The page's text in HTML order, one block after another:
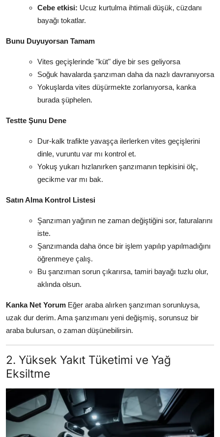
Cebe etkisi: Ucuz kurtulma ihtimali düşük, cüzdanı
bayağı tokatlar.
Bunu Duyuyorsan Tamam
Vites geçişlerinde "küt" diye bir ses geliyorsa
Soğuk havalarda şanzıman daha da nazlı davranıyorsa
Yokuşlarda vites düşürmekte zorlanıyorsa, kanka
burada şüphelen.
Testte Şunu Dene
Dur-kalk trafikte yavaşça ilerlerken vites geçişlerini
dinle, vuruntu var mı kontrol et.
Yokuş yukarı hızlanırken şanzımanın tepkisini ölç,
gecikme var mı bak.
Satın Alma Kontrol Listesi
Şanzıman yağının ne zaman değiştiğini sor, faturalarını
iste.
Şanzımanda daha önce bir işlem yapılıp yapılmadığını
öğrenmeye çalış.
Bu şanzıman sorun çıkarırsa, tamiri bayağı tuzlu olur,
aklında olsun.
Kanka Net Yorum Eğer araba alırken şanzıman sorunluysa,
uzak dur derim. Ama şanzımanı yeni değişmiş, sorunsuz bir
araba bulursan, o zaman düşünebilirsin.
2. Yüksek Yakıt Tüketimi ve Yağ
Eksiltme